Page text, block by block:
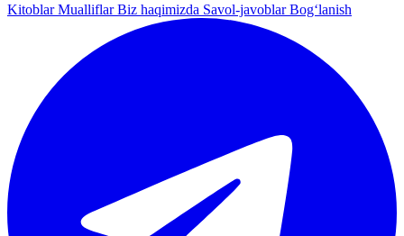
KitoblarMualliflarBiz haqimizda Savol-javoblarBog‘lanish